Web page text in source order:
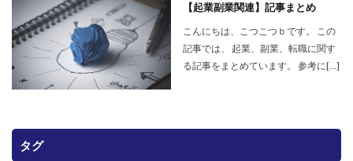
【起業副業関連】記事まとめ
こんにちは、こつこつｂです。 この
記事では、 起業、副業、転職に関す
る記事をまとめています。 参考に[…]
タグ